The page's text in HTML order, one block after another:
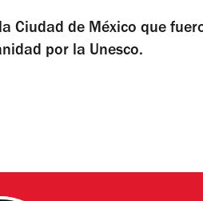
Ciudad de México que
por la Unesco.